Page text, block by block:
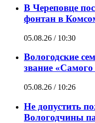
В Череповце
фонтан в
05.08.26 / 10:30
Вологодские
звание
05.08.26 / 10:26
Не допустить
Вологодчины